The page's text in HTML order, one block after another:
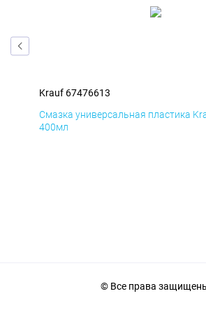
Krauf 67476613
Смазка универсальная пластика
400мл
© Все права